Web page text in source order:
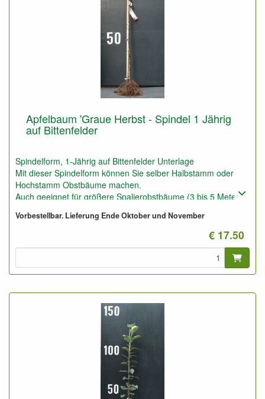
Apfelbaum 'Graue Herbst - Spindel 1 Jährig
auf Bittenfelder
Spindelform, 1-Jährig auf Bittenfelder Unterlage
Mit dieser Spindelform können Sie selber Halbstamm oder
Hochstamm Obstbäume machen.
Auch geeignet für größere Spalierobstbäume (3 bis 5 Meter
Diese Pflanzen können Sie auch nutzen für Niedrigstamm auf
Vorbestellbar. Lieferung Ende Oktober und November
€ 17.50